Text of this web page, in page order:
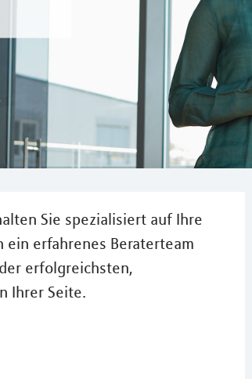
Sie spezialisiert auf Ihre
erfahrenes Beraterteam
erfolgreichsten,
Ihrer Seite.